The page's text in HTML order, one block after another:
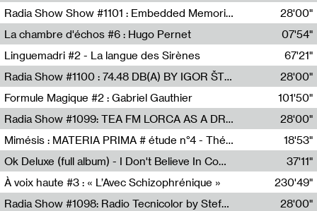
Pierre Henry,Gérôme Guibert
Radia Show Show #1101 : Embedded Memories by Jimmy Peggie / radioart106
Jimmy Peggie,radioart106
28'00"
La chambre d'échos #6 : Hugo Pernet
Revue Les Chambres,Hugo Pernet
07'54"
Linguemadri #2 - La langue des Sirènes
Meris Angioletti
67'21"
Radia Show #1100 : 74.48 DB(A) BY IGOR ŠTROMAJER FOR RADIO X
radio x
28'00"
Formule Magique #2 : Gabriel Gauthier
Nathalie Lacroix,Gabriel Gauthier
101'50"
Radia Show #1099: TEA FM LORCA AS A DREAM
TEAFM
28'00"
Mimésis : MATERIA PRIMA # étude n°4 - Théâtre de l’Aquarium
Francesco Russo,Scuola della Crisi
18'53"
Ok Deluxe (full album) - I Don't Believe In Computing
37'11"
À voix haute #3 : « L’Avec Schizophrénique »
230'49"
Radia Show #1098: Radio Tecnicolor by Stefan Nussbaumer & Georg Zichy (Radio Orange 94.0)
28'00"